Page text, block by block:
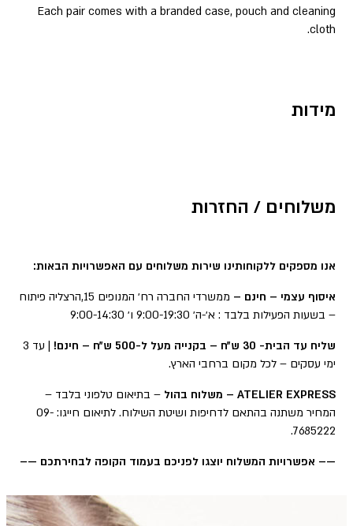
Each pair comes with a branded case, pouch and cleaning
cloth.
מידות
משלוחים / החזרות
אנו מספקים ללקוחותינו שירות משלוחים עם האפשרויות הבאות:
איסוף עצמי – חינם –
ממשרדי החברה רח׳ המנופים 15,הרצליה פיתוח
– בשעות הפעילות בלבד : א׳-ה׳ 9:00-19:30 ו׳ 9:00-14:30
שליח עד הבית- 30 ש״ח – בקנייה מעל ל-500 ש״ח – חינם!
| עד 3
ימי עסקים – לכל מקום ברחבי הארץ.
ATELIER EXPRESS – משלוח בהול
– בתיאום טלפוני בלבד –
המחיר משתנה בהתאם לדחיפות ושיטת השילוח. לתיאום חייגו: 09-
7685222.
—– אפשרויות המשלוח יוצגו לפניכם בעמוד הקופה לבחירתכם —–